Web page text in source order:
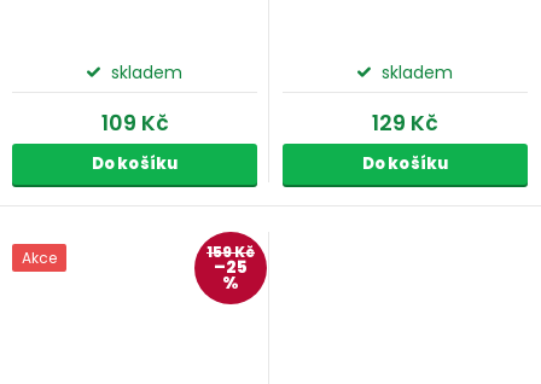
skladem
109 Kč
Do košíku
skladem
129 Kč
Do košíku
Akce 159 Kč
–25
%